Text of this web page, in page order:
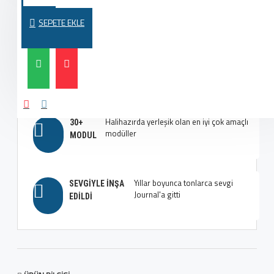
SEPETE EKLE
EN İYI TIPOGRAFI
30+
MODUL
Halihazırda yerleşik olan en iyi çok amaçlı
modüller
SEVGIYLE İNŞA
EDILDI
Yıllar boyunca tonlarca sevgi
Journal'a gitti